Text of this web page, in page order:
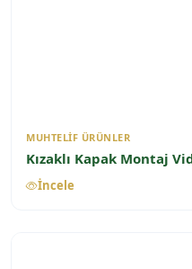
MUHTELIF ÜRÜNLER
Kızaklı Kapak Montaj
İncele